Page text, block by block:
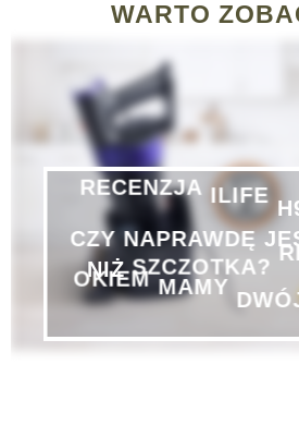
WARTO
RECENZJA ILIFE
CZY
NAPRAWDĘ
NIŻ SZCZOTKA?
OKIEM MAMY